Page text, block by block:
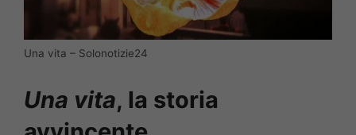
Una vita – Solonotizie24
Una vita, la storia